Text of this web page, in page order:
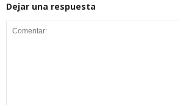
Dejar una respuesta